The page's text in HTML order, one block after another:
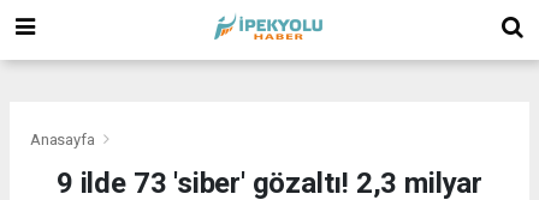
Anasayfa
9 ilde 73 'siber' gözaltı! 2,3 milyar